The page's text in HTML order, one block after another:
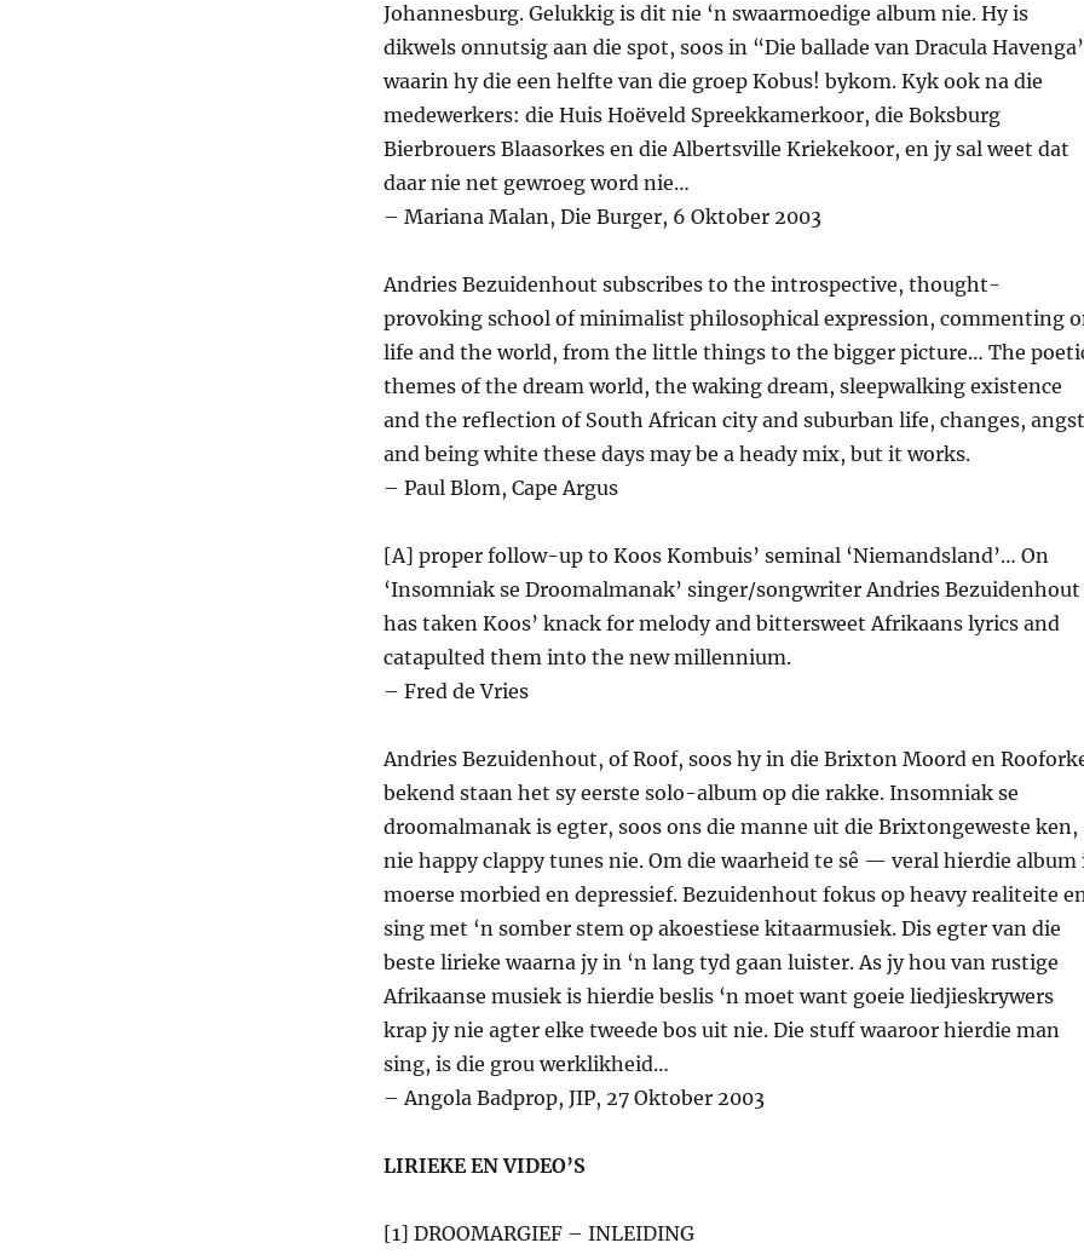
Johannesburg. Gelukkig is dit nie ‘n swaarmoedige album nie. Hy is
dikwels onnutsig aan die spot, soos in “Die ballade van Dracula
waarin hy die een helfte van die groep Kobus! bykom. Kyk ook na die
medewerkers: die Huis Hoëveld Spreekkamerkoor, die Boksburg
Bierbrouers Blaasorkes en die Albertsville Kriekekoor, en jy sal weet dat
daar nie net gewroeg word nie…
– Mariana Malan, Die Burger, 6 Oktober 2003
Andries Bezuidenhout subscribes to the introspective, thought-
provoking school of minimalist philosophical expression, commenting
life and the world, from the little things to the bigger picture… The
themes of the dream world, the waking dream, sleepwalking existence
and the reflection of South African city and suburban life, changes, angst
and being white these days may be a heady mix, but it works.
– Paul Blom, Cape Argus
[A] proper follow-up to Koos Kombuis’ seminal ‘Niemandsland’… On
‘Insomniak se Droomalmanak’ singer/songwriter Andries Bezuidenhout
has taken Koos’ knack for melody and bittersweet Afrikaans lyrics and
catapulted them into the new millennium.
– Fred de Vries
Andries Bezuidenhout, of Roof, soos hy in die Brixton Moord en
bekend staan het sy eerste solo-album op die rakke. Insomniak se
droomalmanak is egter, soos ons die manne uit die Brixtongeweste ken,
nie happy clappy tunes nie. Om die waarheid te sê — veral hierdie album
moerse morbied en depressief. Bezuidenhout fokus op heavy realiteite
sing met ‘n somber stem op akoestiese kitaarmusiek. Dis egter van die
beste lirieke waarna jy in ‘n lang tyd gaan luister. As jy hou van rustige
Afrikaanse musiek is hierdie beslis ‘n moet want goeie liedjieskrywers
krap jy nie agter elke tweede bos uit nie. Die stuff waaroor hierdie man
sing, is die grou werklikheid…
– Angola Badprop, JIP, 27 Oktober 2003
LIRIEKE EN VIDEO’S
[1] DROOMARGIEF – INLEIDING